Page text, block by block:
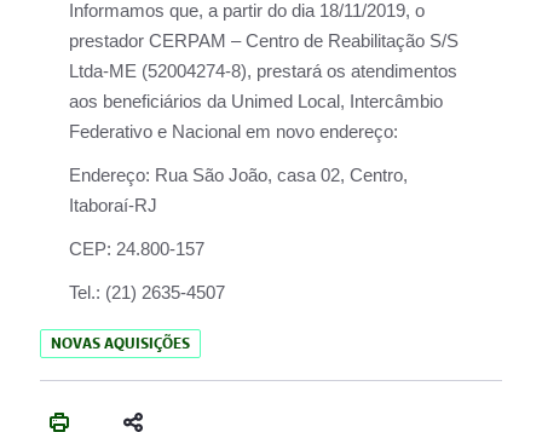
Informamos que, a partir do dia 18/11/2019, o
prestador CERPAM – Centro de Reabilitação S/S
Ltda-ME (52004274-8), prestará os atendimentos
aos beneficiários da Unimed Local, Intercâmbio
Federativo e Nacional em novo endereço:
Endereço: Rua São João, casa 02, Centro,
Itaboraí-RJ
CEP: 24.800-157
Tel.: (21) 2635-4507
NOVAS AQUISIÇÕES